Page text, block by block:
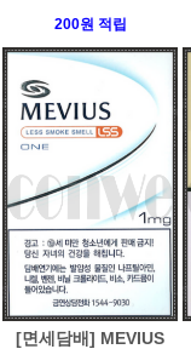
200원 적립
[면세담배] MEVIUS